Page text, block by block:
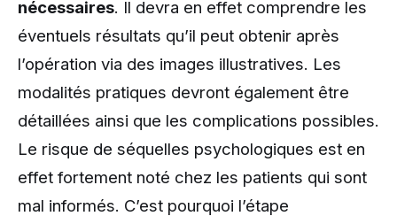
nécessaires. Il devra en effet comprendre les
éventuels résultats qu’il peut obtenir après
l’opération via des images illustratives. Les
modalités pratiques devront également être
détaillées ainsi que les complications possibles.
Le risque de séquelles psychologiques est en
effet fortement noté chez les patients qui sont
mal informés. C’est pourquoi l’étape